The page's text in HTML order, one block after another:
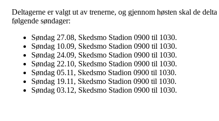
Deltagerne er valgt ut av trenerne, og gjennom høsten skal de delta
følgende søndager:
Søndag 27.08, Skedsmo Stadion 0900 til 1030.
Søndag 10.09, Skedsmo Stadion 0900 til 1030.
Søndag 24.09, Skedsmo Stadion 0900 til 1030.
Søndag 22.10, Skedsmo Stadion 0900 til 1030.
Søndag 05.11, Skedsmo Stadion 0900 til 1030.
Søndag 19.11, Skedsmo Stadion 0900 til 1030.
Søndag 03.12, Skedsmo Stadion 0900 til 1030.